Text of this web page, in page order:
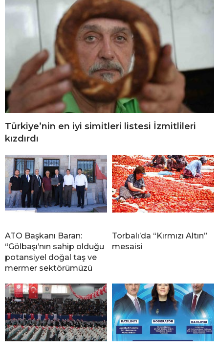
Türkiye’nin en iyi simitleri listesi İzmitlileri
kızdırdı
ATO Başkanı Baran:
“Gölbaşı’nın sahip olduğu
potansiyel doğal taş ve
mermer sektörümüzü
Torbalı’da “Kırmızı Altın”
mesaisi